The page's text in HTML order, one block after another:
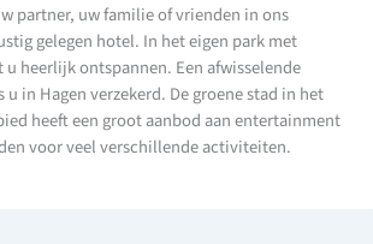
partner, uw familie of vrienden in ons
gelegen hotel. In het eigen park met
heerlijk ontspannen. Een afwisselende
in Hagen verzekerd. De groene stad in het
heeft een groot aanbod aan entertainment
voor veel verschillende activiteiten.